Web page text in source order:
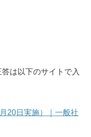
は以下のサイトで入
20日実施）｜一般社